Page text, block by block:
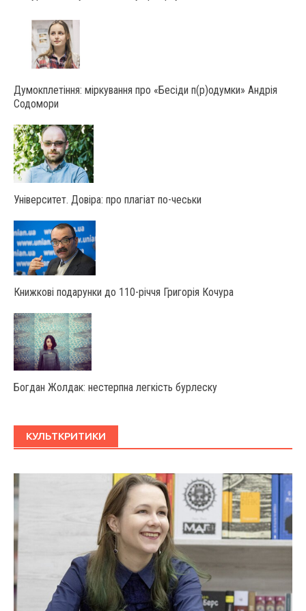
Думокплетіння: міркування про «Бесіди п(р)одумки» Андрія
Содомори
Університет. Довіра: про плагіат по-чеськи
Книжкові подарунки до 110-річчя Григорія Кочура
Богдан Жолдак: нестерпна легкість бурлеску
КУЛЬТКРИТИКИ